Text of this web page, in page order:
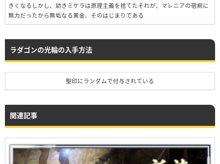
きくなるしかし、幼きミケラは原理主義を捨てたそれが、マレニアの宿痾に
無力だったから無垢なる黄金、そのはじまりである
ラダゴンの光輪の入手方法
聖印にランダムで付与されている
関連記事